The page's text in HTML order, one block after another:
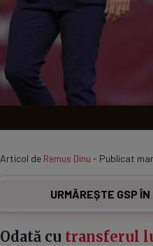
Articol de Remus Dinu - Publicat
URMĂREȘTE GSP ÎN
Odată cu transferul